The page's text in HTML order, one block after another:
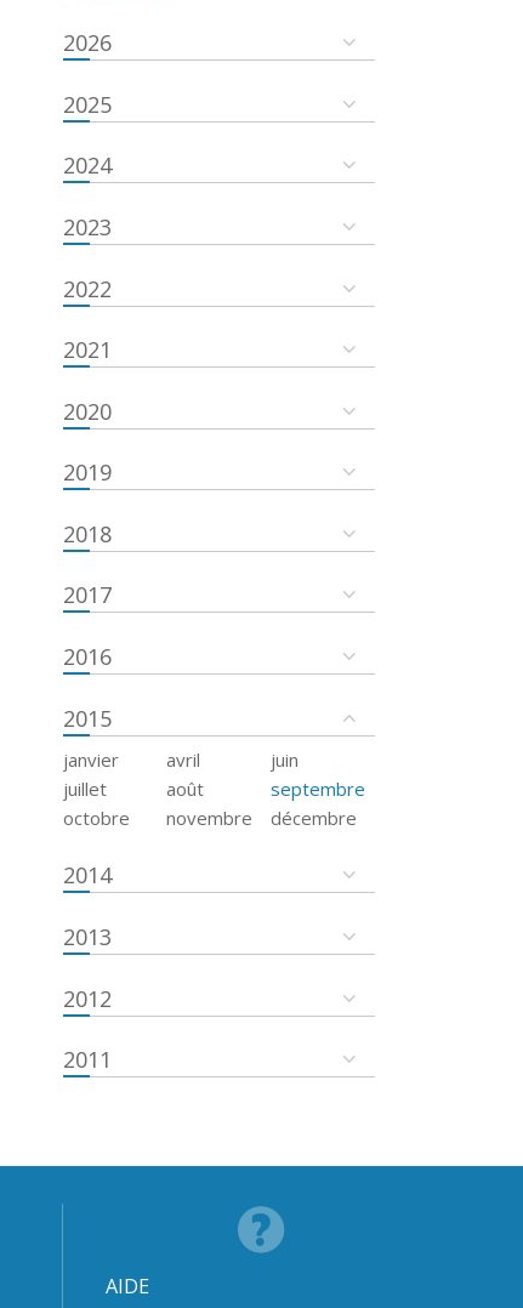
2026
2025
2024
2023
2022
2021
2020
2019
2018
2017
2016
2015
janvier avril
juin
juillet
août
septembre
octobre
novembre décembre
2014
2013
2012
2011
AIDE